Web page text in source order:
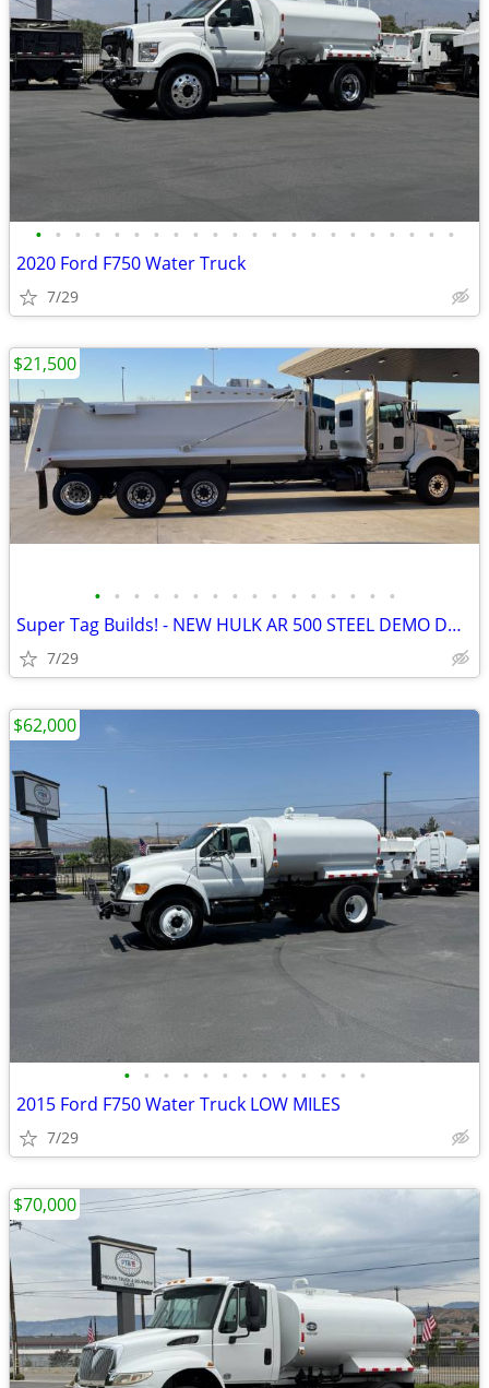
• • • • • • • • • • • • • • • • • • • • • •
2020 Ford F750 Water Truck
7/29
• • • • • • • • • • • • • • • •
Super Tag Builds! - NEW HULK AR 500 STEEL DEMO DUMP BODY
7/29
$21,500
• • • • • • • • • • • • •
2015 Ford F750 Water Truck LOW MILES
7/29
$62,000
$70,000